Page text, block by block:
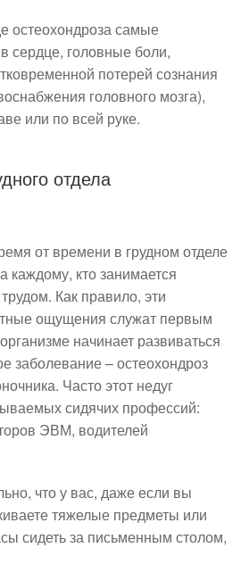
остеохондроза самые
сердце, головные боли,
потерей сознания
головного мозга),
или по всей руке.
отдела
от времени в грудном отделе
каждому, кто занимается
Как правило, эти
ощущения служат первым
начинает развиваться
заболевание – остеохондроз
Часто этот недуг
сидячих профессий:
ЭВМ, водителей
что у вас, даже если вы
тяжелые предметы или
сидеть за письменным столом,